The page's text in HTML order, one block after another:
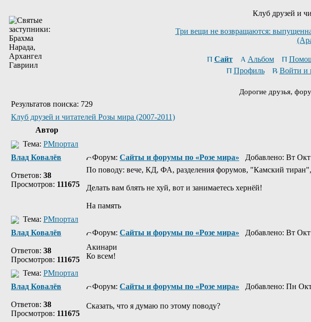
Клуб друзей и
Три вещи не возвращаются:
Сайт Альбом
Профиль
Войти и
Дорогие друзья,
Результатов поиска: 729
Клуб друзей и читателей Розы мира (2007-2011)
Автор
Тема: РМпортал
Влад Ковалёв
Ответов: 38
Просмотров: 111675
Форум: Сайты и форумы по «Розе мира» Добавлено: Вт
По поводу: вече, КД, ФА, разделения форумов, "Камский
Делать вам блять не хуй, вот и занимаетесь хернёй!
На память
Тема: РМпортал
Влад Ковалёв
Ответов: 38
Просмотров: 111675
Форум: Сайты и форумы по «Розе мира» Добавлено: Вт
Акинари
Ко всем!
Тема: РМпортал
Влад Ковалёв
Ответов: 38
Просмотров: 111675
Форум: Сайты и форумы по «Розе мира» Добавлено: Пн
Сказать, что я думаю по этому поводу?